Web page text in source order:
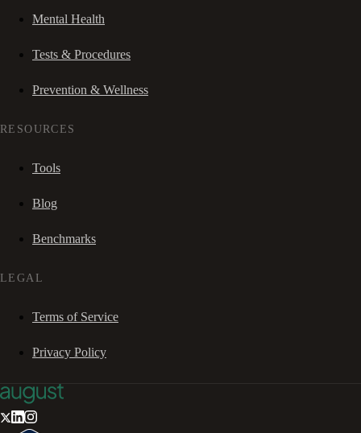
Mental Health
Tests & Procedures
Prevention & Wellness
RESOURCES
Tools
Blog
Benchmarks
LEGAL
Terms of Service
Privacy Policy